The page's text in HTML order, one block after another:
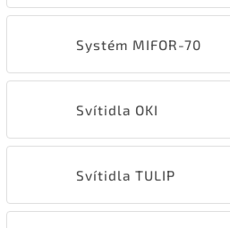
Systém MIFOR-70
Svítidla OKI
Svítidla TULIP